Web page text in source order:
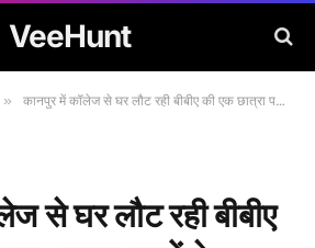
VeeHunt
» कानपुर में कॉलेज से घर लौट रही बीबीए की एक छात्रा पर आवारा कुत्तों ने अचानक हमला कर दिया
से घर लौट रही बीबीए